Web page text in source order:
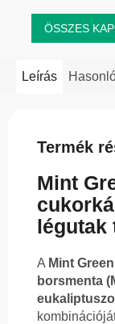
ÖSSZES
Leírás
Termék
Mint
légutak
A Mint
borsmenta